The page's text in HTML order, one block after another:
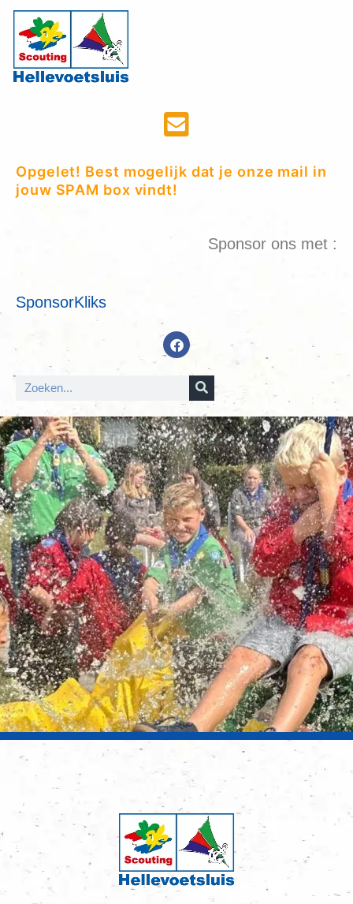
Opgelet! Best mogelijk dat je onze mail in
jouw SPAM box vindt!
Sponsor ons met :
SponsorKliks